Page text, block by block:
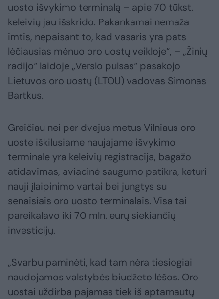
uosto išvykimo terminalą – apie 70 tūkst.
keleivių jau išskrido. Pakankamai nemaža
imtis, nepaisant to, kad vasaris yra pats
lėčiausias mėnuo oro uostų veikloje“, – „Žinių
radijo“ laidoje „Verslo pulsas“ pasakojo
Lietuvos oro uostų (LTOU) vadovas Simonas
Bartkus.
Greičiau nei per dvejus metus Vilniaus oro
uoste iškilusiame naujajame išvykimo
terminale yra keleivių registracija, bagažo
atidavimas, aviacinė saugumo patikra, keturi
nauji įlaipinimo vartai bei jungtys su
senaisiais oro uosto terminalais. Visa tai
pareikalavo iki 70 mln. eurų siekiančių
investicijų.
„Svarbu paminėti, kad tam nėra tiesiogiai
naudojamos valstybės biudžeto lėšos. Oro
uostai uždirba pajamas tiek iš aptarnautų